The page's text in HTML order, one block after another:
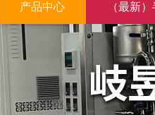
产品中心 （最新